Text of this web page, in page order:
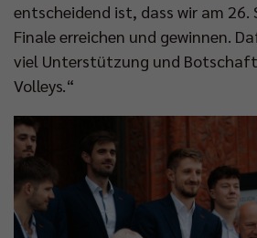
entscheidend ist, dass wir am 26.
Finale erreichen und gewinnen.
viel Unterstützung und
Volleys.“